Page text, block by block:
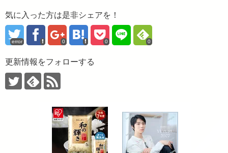
気に入った方は是非シェアを！
error 0 0 0
更新情報をフォローする